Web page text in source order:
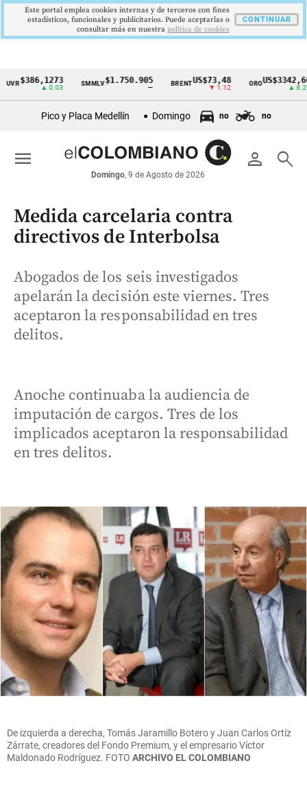
Cintillo
económicos
Colombia
▲ 0.03
SMMLV$1.750.905 BRENT US$73,48
▼ 1.12
ORO US$3342,60
Pico y Placa Medellín Domingo no no
person search
Domingo, 9 de Agosto de 2026
menu
Medida carcelaria contra
directivos de Interbolsa
Abogados de los seis investigados
apelarán la decisión este viernes. Tres
aceptaron la responsabilidad en tres
delitos.
Anoche continuaba la audiencia de
imputación de cargos. Tres de los
implicados aceptaron la responsabilidad
en tres delitos.
De izquierda a derecha, Tomás Jaramillo Botero y Juan Carlos Ortíz
Zárrate, creadores del Fondo Premium, y el empresario Víctor
Maldonado Rodríguez. FOTO ARCHIVO EL COLOMBIANO
Este portal emplea cookies internas y de terceros con fines
estadísticos, funcionales y publicitarios. Puede aceptarlas o
consultar más en nuestra politica de cookies
CONTINUAR